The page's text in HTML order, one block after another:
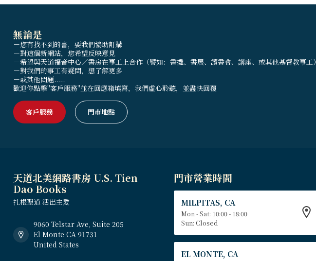
無論是
－您有找不到的書，要我們協助訂購
－對這個新網站，您希望反映意見
－希望與天道福音中心／書房在事工上合作（譬如：書攤、書展、讀書會、講座、或其他基督教事工）
－對我們的事工有疑問，想了解更多
－或其他問題......
歡迎你點擊"客戶服務"並在回應箱填寫，我們虛心聆聽，並盡快回覆
客戶服務 門市地點
天道北美網路書房 U.S. Tien
Dao Books
扎根聖道 活出主愛
9060 Telstar Ave, Suite 205
El Monte CA 91731
United States
門市營業時間
MILPITAS, CA
Mon - Sat: 10:00 - 18:00
Sun: Closed
EL MONTE, CA